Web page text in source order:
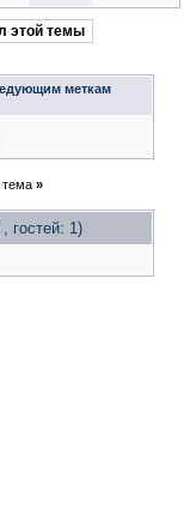
этой темы
меткам
»
гостей: 1)